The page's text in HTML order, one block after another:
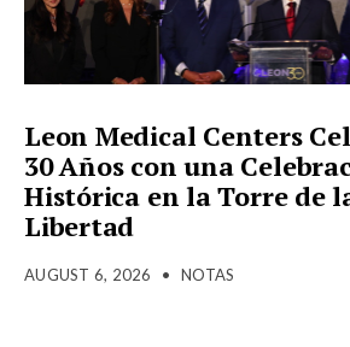
Leon Medical Centers
30 Años con una
Histórica en la Torre de
Libertad
AUGUST 6, 2026 • NOTAS